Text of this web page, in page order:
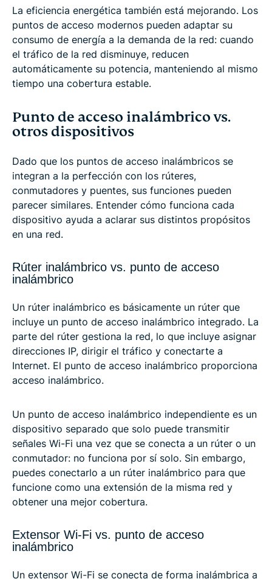
La eficiencia energética también está mejorando. Los
puntos de acceso modernos pueden adaptar su
consumo de energía a la demanda de la red: cuando
el tráfico de la red disminuye, reducen
automáticamente su potencia, manteniendo al mismo
tiempo una cobertura estable.
Punto de acceso inalámbrico vs.
otros dispositivos
Dado que los puntos de acceso inalámbricos se
integran a la perfección con los rúteres,
conmutadores y puentes, sus funciones pueden
parecer similares. Entender cómo funciona cada
dispositivo ayuda a aclarar sus distintos propósitos
en una red.
Rúter inalámbrico vs. punto de acceso
inalámbrico
Un rúter inalámbrico es básicamente un rúter que
incluye un punto de acceso inalámbrico integrado. La
parte del rúter gestiona la red, lo que incluye asignar
direcciones IP, dirigir el tráfico y conectarte a
Internet. El punto de acceso inalámbrico proporciona
acceso inalámbrico.
Un punto de acceso inalámbrico independiente es un
dispositivo separado que solo puede transmitir
señales Wi-Fi una vez que se conecta a un rúter o un
conmutador: no funciona por sí solo. Sin embargo,
puedes conectarlo a un rúter inalámbrico para que
funcione como una extensión de la misma red y
obtener una mejor cobertura.
Extensor Wi-Fi vs. punto de acceso
inalámbrico
Un extensor Wi-Fi se conecta de forma inalámbrica a